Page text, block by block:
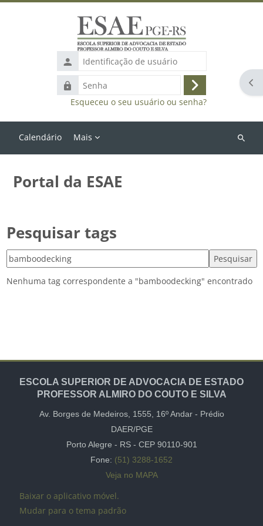
Identificação
de
usuário
Senha
Acessar
Esqueceu o seu usuário ou senha?
Calendário Mais
Buscar
Portal da ESAE
Pesquisar tags
Pesquisar tags
Nenhuma tag correspondente a "bamboodecking" encontrado
ESCOLA SUPERIOR DE ADVOCACIA DE ESTADO
PROFESSOR ALMIRO DO COUTO E SILVA
Av. Borges de Medeiros, 1555, 16º Andar - Prédio
DAER/PGE
Porto Alegre - RS - CEP 90110-901
Fone: (51) 3288-1652
Veja no MAPA
Baixar o aplicativo móvel.
Mudar para o tema padrão